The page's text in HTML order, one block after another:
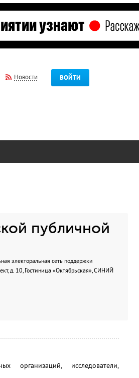
Новости ВОЙТИ
публичной
электоральная сеть поддержки
д. 10, Гостиница «Октябрьская», СИНИЙ
организаций, исследователи,